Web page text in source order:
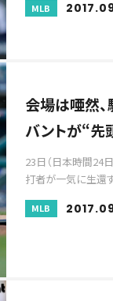
MLB
会場は唖然
バントが“先
23日（日本時間24
打者が一気に生還
MLB